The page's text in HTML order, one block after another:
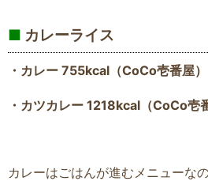
■ カレーライス
・カレー 755kcal（CoCo壱番屋）
・カツカレー 1218kcal（CoCo壱
カレーはごはんが進むメニューな